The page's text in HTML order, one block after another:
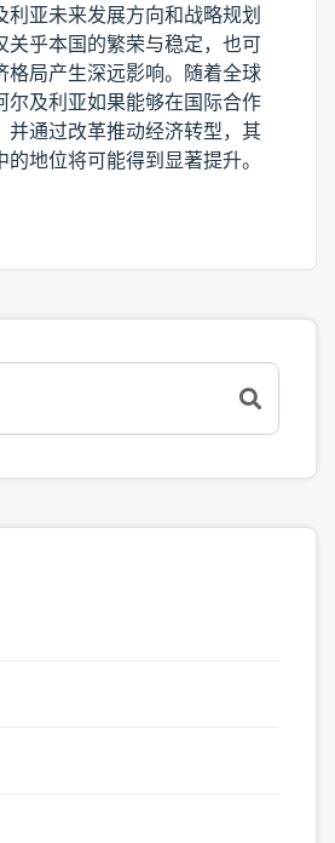
利亚未来发展方向和战略规划
关乎本国的繁荣与稳定，也可
格局产生深远影响。随着全球
尔及利亚如果能够在国际合作
并通过改革推动经济转型，其
地位将可能得到显著提升。